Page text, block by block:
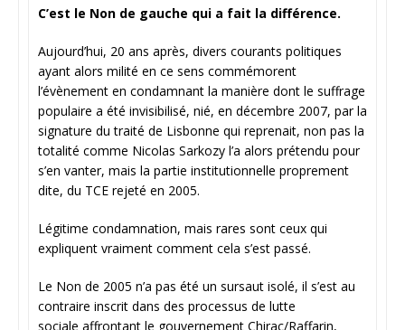
C’est le Non de gauche qui a fait la différence.
Aujourd’hui, 20 ans après, divers courants politiques
ayant alors milité en ce sens commémorent
l’évènement en condamnant la manière dont le suffrage
populaire a été invisibilisé, nié, en décembre 2007, par la
signature du traité de Lisbonne qui reprenait, non pas la
totalité comme Nicolas Sarkozy l’a alors prétendu pour
s’en vanter, mais la partie institutionnelle proprement
dite, du TCE rejeté en 2005.
Légitime condamnation, mais rares sont ceux qui
expliquent vraiment comment cela s’est passé.
Le Non de 2005 n’a pas été un sursaut isolé, il s’est au
contraire inscrit dans des processus de lutte
sociale affrontant le gouvernement Chirac/Raffarin,